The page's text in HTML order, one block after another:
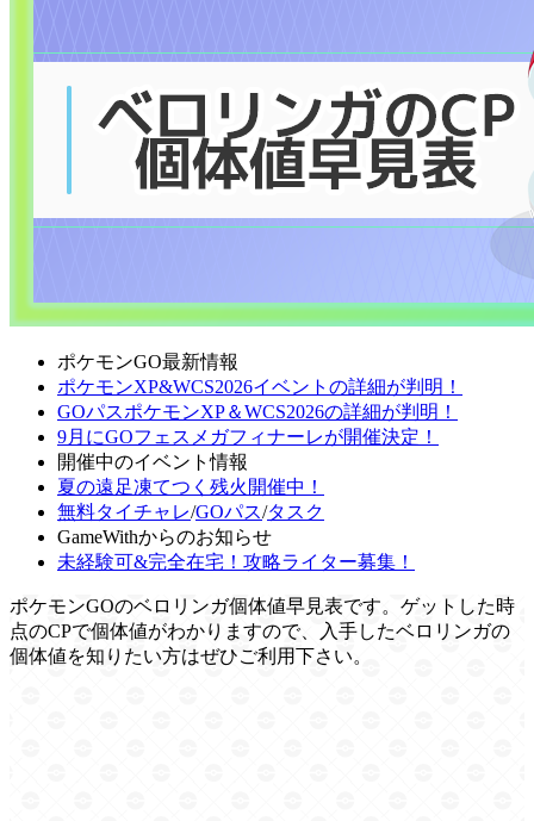
ポケモンGO最新情報
ポケモンXP&WCS2026イベントの詳細が判明！
GOパスポケモンXP＆WCS2026の詳細が判明！
9月にGOフェスメガフィナーレが開催決定！
開催中のイベント情報
夏の遠足凍てつく残火開催中！
無料タイチャレ/GOパス/タスク
GameWithからのお知らせ
未経験可&完全在宅！攻略ライター募集！
ポケモンGOのベロリンガ個体値早見表です。ゲットした時
点のCPで個体値がわかりますので、入手したベロリンガの
個体値を知りたい方はぜひご利用下さい。